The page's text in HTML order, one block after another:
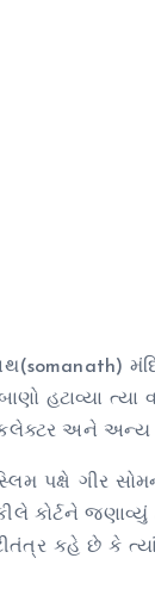
હટાવ્યા
અને અન્ય
પક્ષે ગીર
કોર્ટને
કહે છે કે